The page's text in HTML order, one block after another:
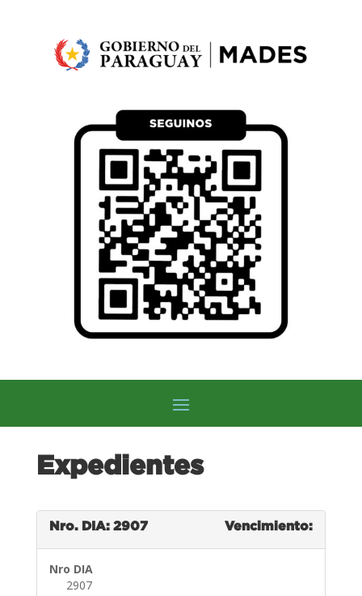
Expedientes
Nro. DIA: 2907 Vencimiento:
Nro DIA
2907